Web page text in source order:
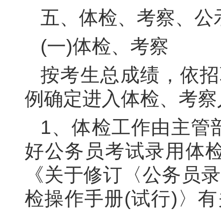
五、体检、考察、公
(一)体检、考察
按考生总成绩，依
例确定进入体检、考
1、体检工作由主管
好公务员考试录用体
《关于修订〈公务员
检操作手册(试行)〉